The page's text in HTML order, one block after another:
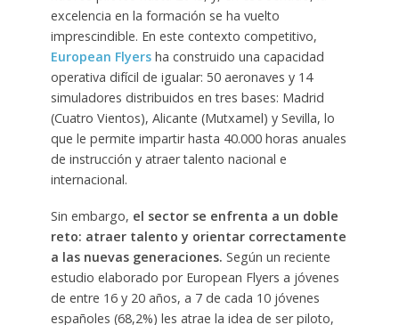
excelencia en la formación se ha vuelto
imprescindible. En este contexto competitivo,
European Flyersha construido una capacidad
operativa difícil de igualar: 50 aeronaves y 14
simuladores distribuidos en tres bases: Madrid
(Cuatro Vientos), Alicante (Mutxamel) y Sevilla, lo
que le permite impartir hasta 40.000 horas anuales
de instrucción y atraer talento nacional e
internacional.
Sin embargo, el sector se enfrenta a un doble
reto: atraer talento y orientar correctamente
a las nuevas generaciones. Según un reciente
estudio elaborado por European Flyers a jóvenes
de entre 16 y 20 años, a 7 de cada 10 jóvenes
españoles (68,2%) les atrae la idea de ser piloto,